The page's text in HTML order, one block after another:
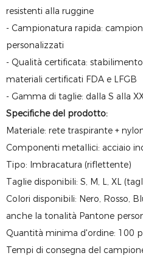
resistenti alla ruggine
- Campionatura rapida:
personalizzati
- Qualità certificata:
materiali certificati FDA e LFGB
- Gamma di taglie: dalla S alla
Specifiche del prodotto:
Materiale: rete traspirante +
Componenti metallici: acciaio
Tipo: Imbracatura (riflettente)
Taglie disponibili: S, M, L, XL
Colori disponibili: Nero, Rosso,
anche la tonalità Pantone
Quantità minima d'ordine: 100
Tempi di consegna del